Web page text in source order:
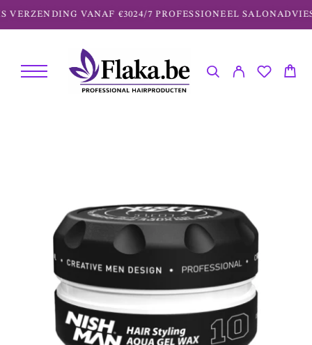
VERZENDING VANAF €3024/7 PROFESSIONEEL SALONADVIES